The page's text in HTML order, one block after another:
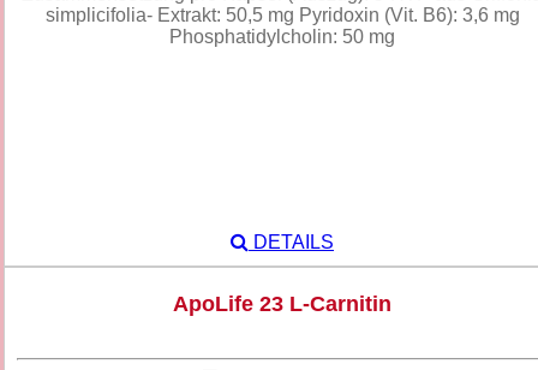
simplicifolia- Extrakt: 50,5 mg Pyridoxin (Vit. B6): 3,6 mg
Phosphatidylcholin: 50 mg
DETAILS
ApoLife 23 L-Carnitin